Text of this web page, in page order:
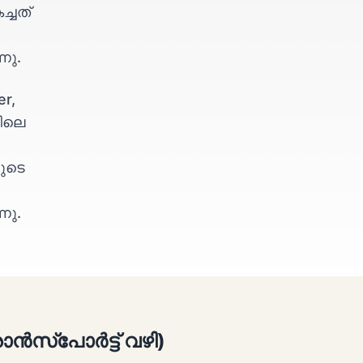
വഴി)